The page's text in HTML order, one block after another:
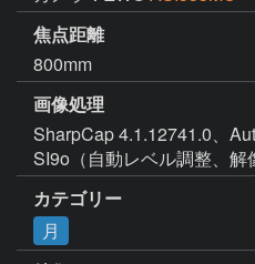
焦点距離
800mm
画像処理
SharpCap 4.1.12741.0、
SI9o（自動レベル調整、解
カテゴリー
月